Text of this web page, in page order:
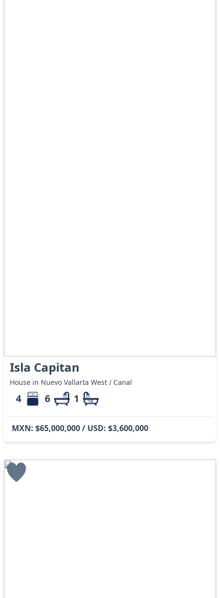
Isla Capitan
House in Nuevo Vallarta West / Canal
4 6 1
MXN: $65,000,000 / USD: $3,600,000